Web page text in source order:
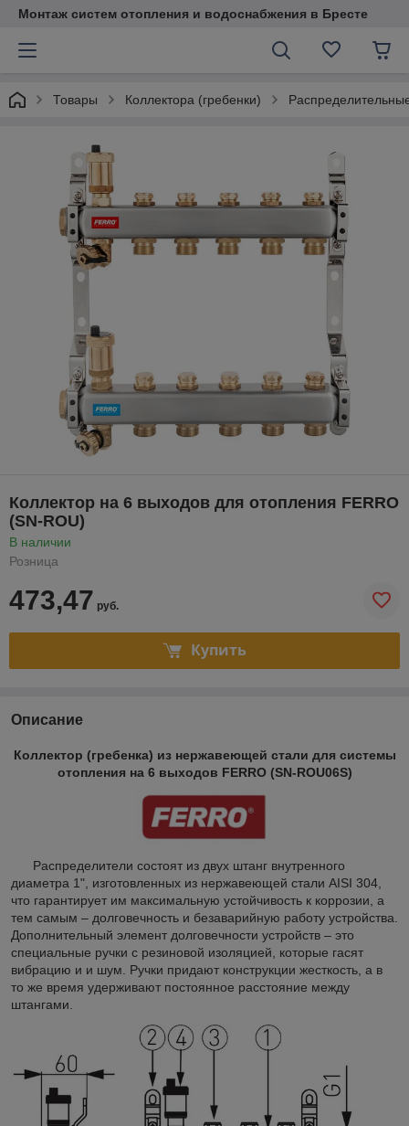
Монтаж систем отопления и водоснабжения в Бресте
Товары Коллектора (гребенки)
Коллектор на 6 выходов для отопления FERRO
(SN-ROU)
В наличии
Розница
473,47 руб.
Купить
Описание
Коллектор (гребенка) из нержавеющей стали для системы
отопления на 6 выходов FERRO (SN-ROU06S)
Распределители состоят из двух штанг внутренного
диаметра 1", изготовленных из нержавеющей стали AISI 304,
что гарантирует им максимальную устойчивость к коррозии, а
тем самым – долговечность и безаварийную работу устройства.
Дополнительный элемент долговечности устройств – это
специальные ручки с резиновой изоляцией, которые гасят
вибрацию и и шум. Ручки придают конструкции жесткость, а в
то же время удерживают постоянное расстояние между
штангами.